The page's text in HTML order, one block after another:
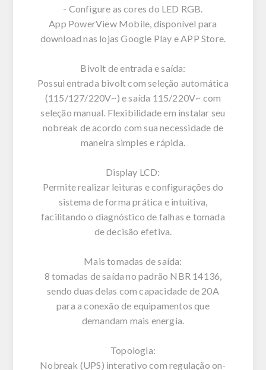
- Configure as cores do LED RGB.
App PowerView Mobile, disponível para
download nas lojas Google Play e APP Store.
Bivolt de entrada e saída:
Possui entrada bivolt com seleção automática
(115/127/220V~) e saída 115/220V~ com
seleção manual. Flexibilidade em instalar seu
nobreak de acordo com sua necessidade de
maneira simples e rápida.
Display LCD:
Permite realizar leituras e configurações do
sistema de forma prática e intuitiva,
facilitando o diagnóstico de falhas e tomada
de decisão efetiva.
Mais tomadas de saída:
8 tomadas de saída no padrão NBR 14136,
sendo duas delas com capacidade de 20A
para a conexão de equipamentos que
demandam mais energia.
Topologia:
Nobreak (UPS) interativo com regulação on-